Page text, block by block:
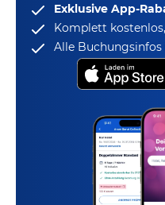
Exklusive App-
Komplett kostenlos,
Alle